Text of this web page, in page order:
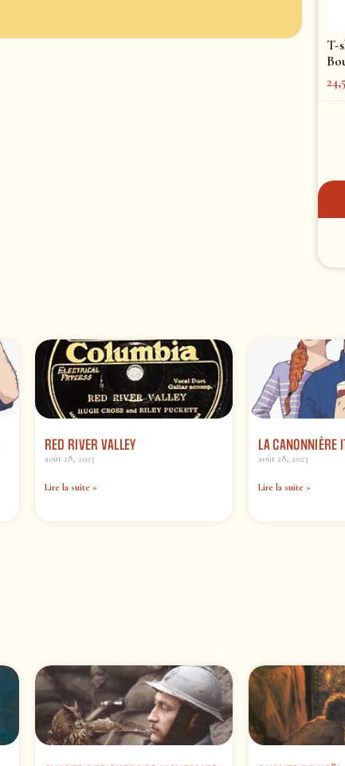
T-
RED RIVER VALLEY
août 28, 2023
Lire la suite »
LA CANONNIÈRE
août 28, 2023
Lire la suite »